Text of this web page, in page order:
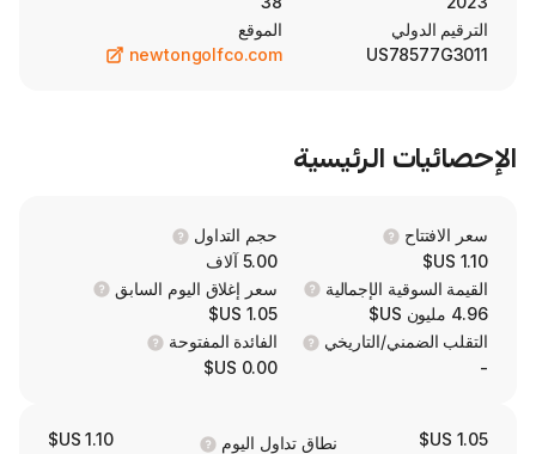
include THE DEUCE, THE DRAC, THE
PRISM. Its Newton Fast Motion Shafts
Motion Driver Shaft, Motion Fairway
websites, Club Champion retail stores, and
the United States, Japan, and
الموقع
newtongolfco.com
حجم التداول
الإجمالية
سعر إغلاق اليوم السابق
1.05 US$
التاريخي
الفائدة المفتوحة
نطاق تداول اليوم 1.10 US$